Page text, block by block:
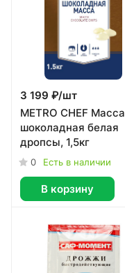
3 199 ₽/шт
METRO CHEF Масса
шоколадная белая
дропсы, 1,5кг
0 Есть в наличии
В корзину